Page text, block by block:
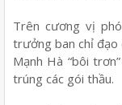
Trên cương vị
trưởng ban chỉ đạo
Mạnh Hà “bôi
trúng các gói thầu.